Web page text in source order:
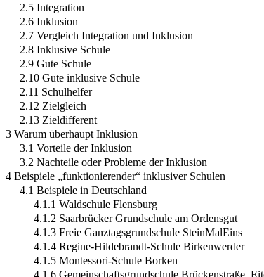
2.5 Integration
2.6 Inklusion
2.7 Vergleich Integration und Inklusion
2.8 Inklusive Schule
2.9 Gute Schule
2.10 Gute inklusive Schule
2.11 Schulhelfer
2.12 Zielgleich
2.13 Zieldifferent
3 Warum überhaupt Inklusion
3.1 Vorteile der Inklusion
3.2 Nachteile oder Probleme der Inklusion
4 Beispiele „funktionierender“ inklusiver Schulen
4.1 Beispiele in Deutschland
4.1.1 Waldschule Flensburg
4.1.2 Saarbrücker Grundschule am Ordensgut
4.1.3 Freie Ganztagsgrundschule SteinMalEins
4.1.4 Regine-Hildebrandt-Schule Birkenwerder
4.1.5 Montessori-Schule Borken